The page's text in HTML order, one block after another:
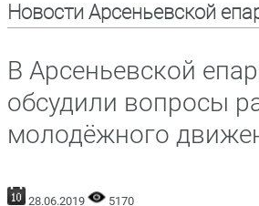
Новости Арсеньевской
В Арсеньевской
обсудили вопросы
молодёжного
28.06.2019
5170